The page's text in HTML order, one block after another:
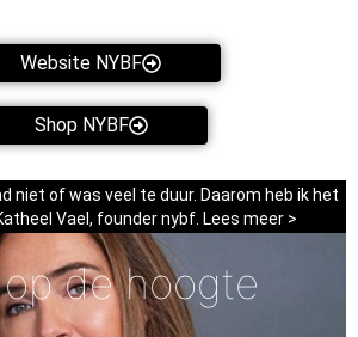
Website NYBF
Shop NYBF
niet of was veel te duur. Daarom heb ik het
Vael, founder nybf. Lees meer >
de hoogte